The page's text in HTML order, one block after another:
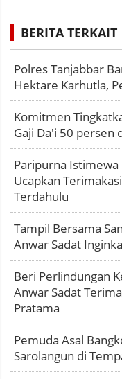
BERITA TERKAIT
Polres Tanjabbar
Hektare Karhutla,
Komitmen
Gaji Da'i 50 persen
Paripurna Istimewa
Ucapkan
Terdahulu
Tampil Bersama
Anwar Sadat
Beri Perlindungan
Anwar Sadat
Pratama
Pemuda Asal
Sarolangun di